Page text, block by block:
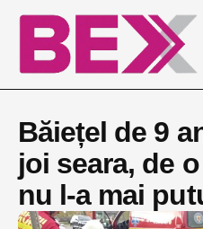
Băiețel de 9
joi seara, de
nu l-a mai